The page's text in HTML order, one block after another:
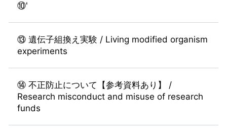
⑩'
⑬ 遺伝子組換え実験 / Living modified organism
experiments
⑭ 不正防止について【参考資料あり】 /
Research misconduct and misuse of research
funds